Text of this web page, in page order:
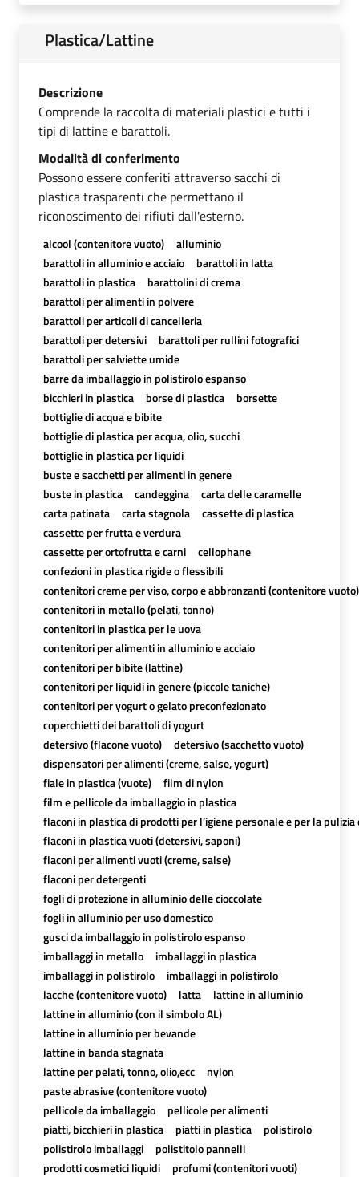
Plastica/Lattine
Descrizione
Comprende la raccolta di materiali plastici e tutti i
tipi di lattine e barattoli.
Modalità di conferimento
Possono essere conferiti attraverso sacchi di
plastica trasparenti che permettano il
riconoscimento dei rifiuti dall'esterno.
alcool (contenitore vuoto)
alluminio
barattoli in alluminio e acciaio
barattoli in latta
barattoli in plastica
barattolini di crema
barattoli per alimenti in polvere
barattoli per articoli di cancelleria
barattoli per detersivi
barattoli per rullini fotografici
barattoli per salviette umide
barre da imballaggio in polistirolo espanso
bicchieri in plastica
borse di plastica
borsette
bottiglie di acqua e bibite
bottiglie di plastica per acqua, olio, succhi
bottiglie in plastica per liquidi
buste e sacchetti per alimenti in genere
buste in plastica
candeggina
carta delle caramelle
carta patinata
carta stagnola
cassette di plastica
cassette per frutta e verdura
cassette per ortofrutta e carni
cellophane
confezioni in plastica rigide o flessibili
contenitori creme per viso, corpo e abbronzanti (contenitore vuoto)
contenitori in metallo (pelati, tonno)
contenitori in plastica per le uova
contenitori per alimenti in alluminio e acciaio
contenitori per bibite (lattine)
contenitori per liquidi in genere (piccole taniche)
contenitori per yogurt o gelato preconfezionato
coperchietti dei barattoli di yogurt
detersivo (flacone vuoto)
detersivo (sacchetto vuoto)
dispensatori per alimenti (creme, salse, yogurt)
fiale in plastica (vuote)
film di nylon
film e pellicole da imballaggio in plastica
flaconi in plastica di prodotti per l’igiene personale e per la pulizia
flaconi in plastica vuoti (detersivi, saponi)
flaconi per alimenti vuoti (creme, salse)
flaconi per detergenti
fogli di protezione in alluminio delle cioccolate
fogli in alluminio per uso domestico
gusci da imballaggio in polistirolo espanso
imballaggi in metallo
imballaggi in plastica
imballaggi in polistirolo
imballaggi in polistirolo
lacche (contenitore vuoto)
latta
lattine in alluminio
lattine in alluminio (con il simbolo AL)
lattine in alluminio per bevande
lattine in banda stagnata
lattine per pelati, tonno, olio,ecc
nylon
paste abrasive (contenitore vuoto)
pellicole da imballaggio
pellicole per alimenti
piatti, bicchieri in plastica
piatti in plastica
polistirolo
polistirolo imballaggi
polistitolo pannelli
prodotti cosmetici liquidi
profumi (contenitori vuoti)